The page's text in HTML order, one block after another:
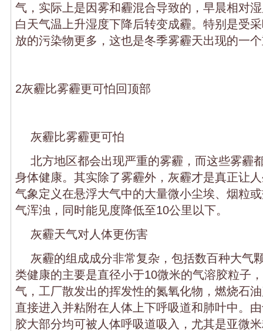
气，实际上是因雾和霾混合导致的，早晨相对
白天气温上升湿度下降后转变成霾。特别是受
放的污染物更多，这也是冬季雾霾天出现的一
2灰霾比雾霾更可怕回顶部
灰霾比雾霾更可怕
北方地区都会出现严重的雾霾，而这些雾霾
身体健康。其实除了雾霾外，灰霾才是真正让
气象定义在悬浮大气中的大量微小尘埃、烟粒
气浑浊，同时能见度降低至10公里以下。
灰霾天气对人体更伤害
灰霾的组成成分非常复杂，包括数百种大气
类健康的主要是直径小于10微米的气溶胶粒子
气，工厂散发出的挥发性的氮氧化物，燃烧石
直接进入并粘附在人体上下呼吸道和肺叶中。
胶大部分均可被人体呼吸道吸入，尤其是亚微